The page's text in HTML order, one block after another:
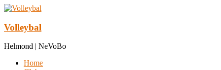
Ga
de
inhoud
Volleybal
Helmond | NeVoBo
Menu
Home